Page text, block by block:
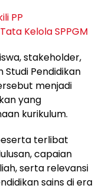
PP
Kelola SPPGM
stakeholder,
Pendidikan
menjadi
yang
kurikulum.
terlibat
capaian
serta relevansi
sains di era